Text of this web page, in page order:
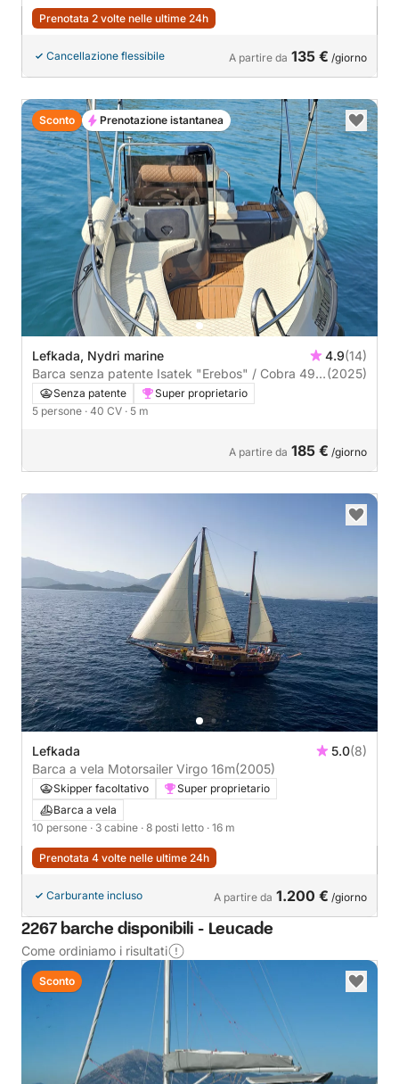
Prenotata 2 volte nelle ultime 24h
Cancellazione flessibile A partire da 135 € /giorno
Lefkada, Nydri marine 4.9(14)
Barca senza patente Isatek "Erebos" / Cobra 495
40CV
(2025)
Senza patente
Super proprietario
5 persone · 40 CV · 5 m
A partire da 185 € /giorno
Sconto Prenotazione istantanea
Lefkada 5.0(8)
Barca a vela Motorsailer Virgo 16m(2005)
Skipper facoltativo
Super proprietario
Barca a vela
10 persone · 3 cabine · 8 posti letto · 16 m
Prenotata 4 volte nelle ultime 24h
Carburante incluso A partire da 1.200 € /giorno
2267 barche disponibili - Leucade
Come ordiniamo i risultati
Sconto